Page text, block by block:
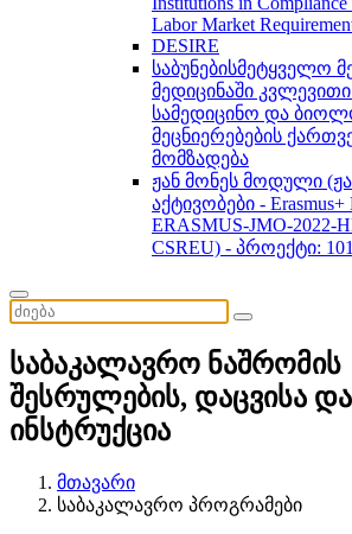
Labor Market
DESIRE
საბუნებისმეტყველო
მედიცინაში
სამედიცინო და
მეცნიერებების
მომზადება
ჟან მონეს მოდული
აქტივობები -
ERASMUS-JMO-2022-
CSREU) - პროექტი:
საბაკალავრო ნაშრომის
შესრულების, დაცვისა
ინსტრუქცია
მთავარი
საბაკალავრო პროგრამები